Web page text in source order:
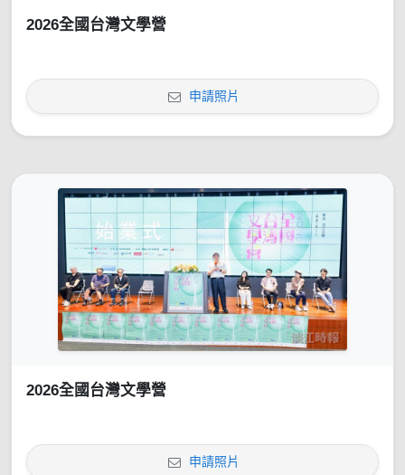
2026全國台灣文學營
申請照片
2026全國台灣文學營
申請照片